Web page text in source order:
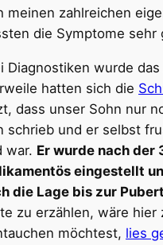
meinen zahlreichen
die Symptome sehr
Diagnostiken wurde das
hatten sich die
dass unser Sohn nur
schrieb und er selbst
war. Er wurde nach der
eingestellt
die Lage bis zur
zu erzählen, wäre hier
möchtest, lies